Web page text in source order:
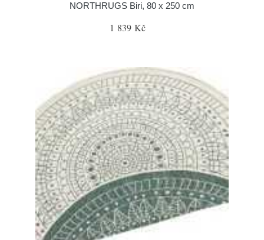
NORTHRUGS Biri, 80 x 250 cm
1 839 Kč